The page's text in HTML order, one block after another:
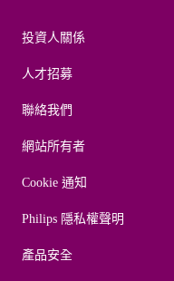
投資人關係
人才招募
聯絡我們
網站所有者
Cookie 通知
Philips 隱私權聲明
產品安全